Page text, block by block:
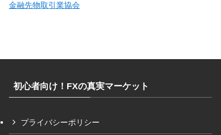
金融先物取引業協会
初心者向け！FXの真実マーケット
プライバシーポリシー